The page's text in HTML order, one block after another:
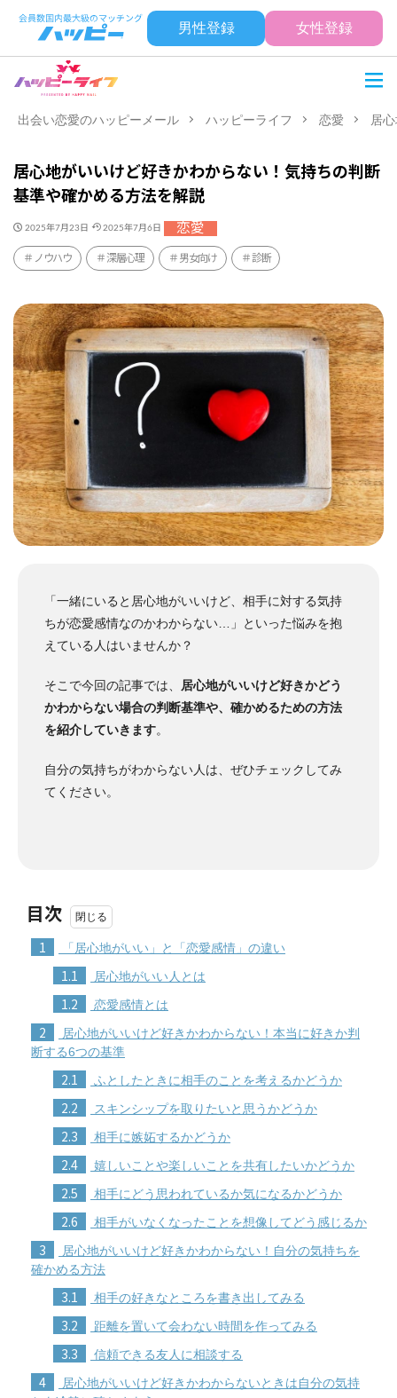
男性登録 女性登録
出会い恋愛のハッピーメール ハッピーライフ 恋愛 居
居心地がいいけど好きかわからない！気持ちの判断
基準や確かめる方法を解説
2025年7月23日 2025年7月6日 恋愛
ノウハウ 深層心理 男女向け 診断
「一緒にいると居心地がいいけど、相手に対する気持
ちが恋愛感情なのかわからない…」といった悩みを抱
えている人はいませんか？
そこで今回の記事では、
居心地がいいけど好きかどう
かわからない場合の判断基準や、確かめるための方法
を紹介していきます。
自分の気持ちがわからない人は、ぜひチェックしてみ
てください。
目次
1 「居心地がいい」と「恋愛感情」の違い
1.1 居心地がいい人とは
1.2 恋愛感情とは
2
居心地がいいけど好きかわからない！本当に好きか判
断する6つの基準
2.1 ふとしたときに相手のことを考えるかどうか
2.2 スキンシップを取りたいと思うかどうか
2.3 相手に嫉妬するかどうか
2.4 嬉しいことや楽しいことを共有したいかどうか
2.5 相手にどう思われているか気になるかどうか
2.6 相手がいなくなったことを想像してどう感じるか
3
居心地がいいけど好きかわからない！自分の気持ちを
確かめる方法
3.1 相手の好きなところを書き出してみる
3.2 距離を置いて会わない時間を作ってみる
3.3 信頼できる友人に相談する
4
居心地がいいけど好きかわからないときは自分の気持